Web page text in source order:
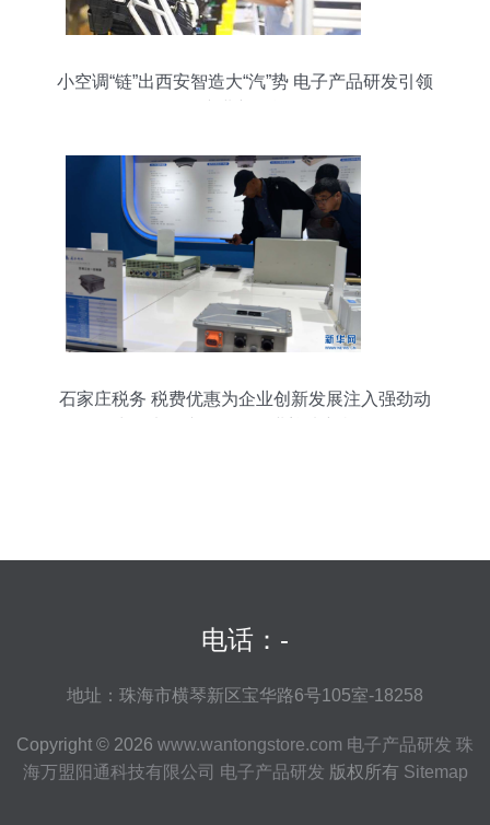
小空调“链”出西安智造大“汽”势 电子产品研发引领
石家庄税务 税费优惠为企业创新发展注入强劲动
电话：-
地址：珠海市横琴新区宝华路6号105室-18258
Copyright © 2026 www.wantongstore.com 电子产品研发 珠
海万盟阳通科技有限公司 电子产品研发 版权所有 Sitemap